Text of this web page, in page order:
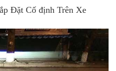
Đặt Cố định Trên Xe